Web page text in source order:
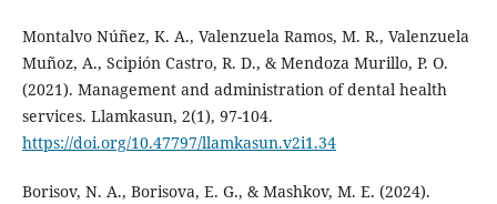
Montalvo Núñez, K. A., Valenzuela Ramos, M. R., Valenzuela
Muñoz, A., Scipión Castro, R. D., & Mendoza Murillo, P. O.
(2021). Management and administration of dental health
services. Llamkasun, 2(1), 97-104.
https://doi.org/10.47797/llamkasun.v2i1.34
Borisov, N. A., Borisova, E. G., & Mashkov, M. E. (2024).